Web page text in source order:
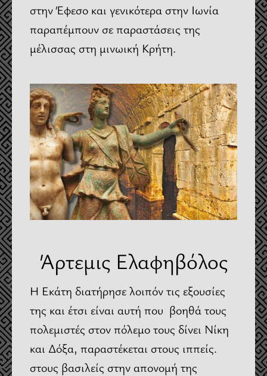
στην Έφεσο και γενικότερα στην Ιωνία
παραπέμπουν σε παραστάσεις της
μέλισσας στη μινωική Κρήτη.
Άρτεμις Ελαφηβόλος
Η Εκάτη διατήρησε λοιπόν τις εξουσίες
της και έτσι είναι αυτή που βοηθά τους
πολεμιστές στον πόλεμο τους δίνει Νίκη
και Δόξα, παραστέκεται στους ιππείς.
στους βασιλείς στην απονομή της